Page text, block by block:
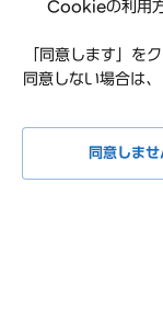
プライバシーポリシー
よくある
リコール情報
お
Cookieの利用方
「同意します」を
同意しない場合は
同意しませ